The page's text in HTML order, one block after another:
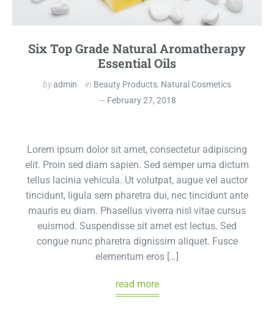
Six Top Grade Natural Aromatherapy
Essential Oils
byadmin in Beauty Products, Natural Cosmetics
February 27, 2018
Lorem ipsum dolor sit amet, consectetur adipiscing
elit. Proin sed diam sapien. Sed semper urna dictum
tellus lacinia vehicula. Ut volutpat, augue vel auctor
tincidunt, ligula sem pharetra dui, nec tincidunt ante
mauris eu diam. Phasellus viverra nisl vitae cursus
euismod. Suspendisse sit amet est lectus. Sed
congue nunc pharetra dignissim aliquet. Fusce
elementum eros […]
read more